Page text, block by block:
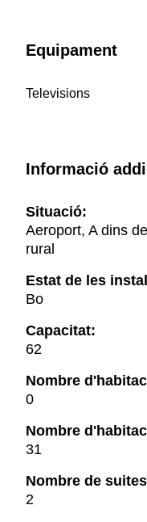
Equipament
Televisions
Informació
Situació:
Aeroport, A dins
rural
Estat de les
Bo
Capacitat:
62
Nombre
0
Nombre
31
Nombre de
2